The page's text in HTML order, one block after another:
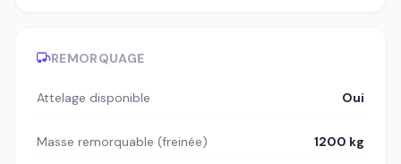
REMORQUAGE
Attelage disponible Oui
Masse remorquable (freinée) 1200 kg